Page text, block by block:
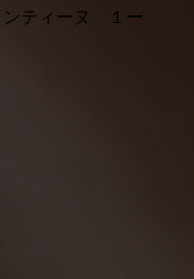
ンティーヌ １ー